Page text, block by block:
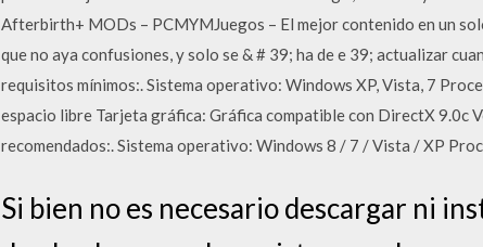
Afterbirth+ MODs – PCMYMJuegos – El mejor contenido en un
que no aya confusiones, y solo se & # 39; ha de e 39; actualizar
requisitos mínimos:. Sistema operativo: Windows XP, Vista, 7
espacio libre Tarjeta gráfica: Gráfica compatible con DirectX 9.0c
recomendados:. Sistema operativo: Windows 8 / 7 / Vista / XP
Si bien no es necesario descargar ni